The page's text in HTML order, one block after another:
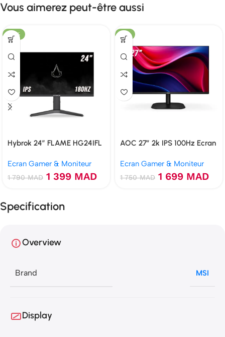
Vous aimerez peut-être aussi
-22%
Hybrok 24″ FLAME HG24IFL
Ecran Gamer & Moniteur
1 790MAD 1 399 MAD
-3%
AOC 27″ 2k IPS 100Hz Ecran
Ecran Gamer & Moniteur
1 750MAD 1 699 MAD
Specification
Overview
Brand MSI
Display